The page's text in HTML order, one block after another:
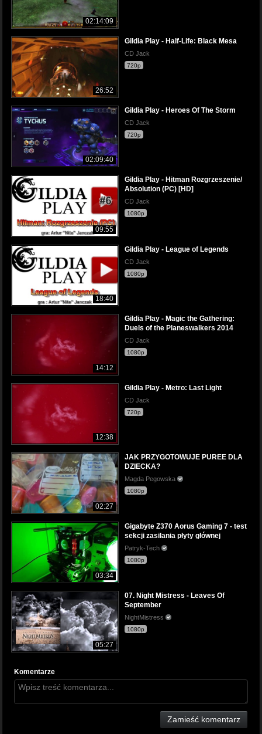
02:14:09
26:52
Gildia Play - Half-Life: Black Mesa
CD Jack
720p
02:09:40
Gildia Play - Heroes Of The Storm
CD Jack
720p
09:55
Gildia Play - Hitman Rozgrzeszenie/
Absolution (PC) [HD]
CD Jack
1080p
18:40
Gildia Play - League of Legends
CD Jack
1080p
14:12
Gildia Play - Magic the Gathering:
Duels of the Planeswalkers 2014
CD Jack
1080p
12:38
Gildia Play - Metro: Last Light
CD Jack
720p
02:27
JAK PRZYGOTOWUJE PUREE DLA
DZIECKA?
Magda Pegowska
1080p
03:34
Gigabyte Z370 Aorus Gaming 7 - test
sekcji zasilania płyty głównej
Patryk-Tech
1080p
05:27
07. Night Mistress - Leaves Of
September
NightMistress
1080p
Komentarze
Zamieść komentarz